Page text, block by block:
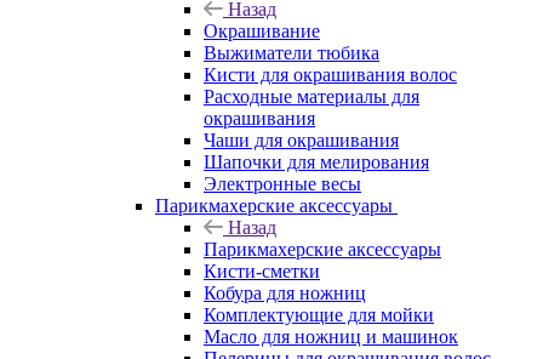
Назад
Окрашивание
Выжиматели тюбика
Кисти для окрашивания волос
Расходные материалы для
окрашивания
Чаши для окрашивания
Шапочки для мелирования
Электронные весы
Парикмахерские аксессуары
Назад
Парикмахерские аксессуары
Кисти-сметки
Кобура для ножниц
Комплектующие для мойки
Масло для ножниц и машинок